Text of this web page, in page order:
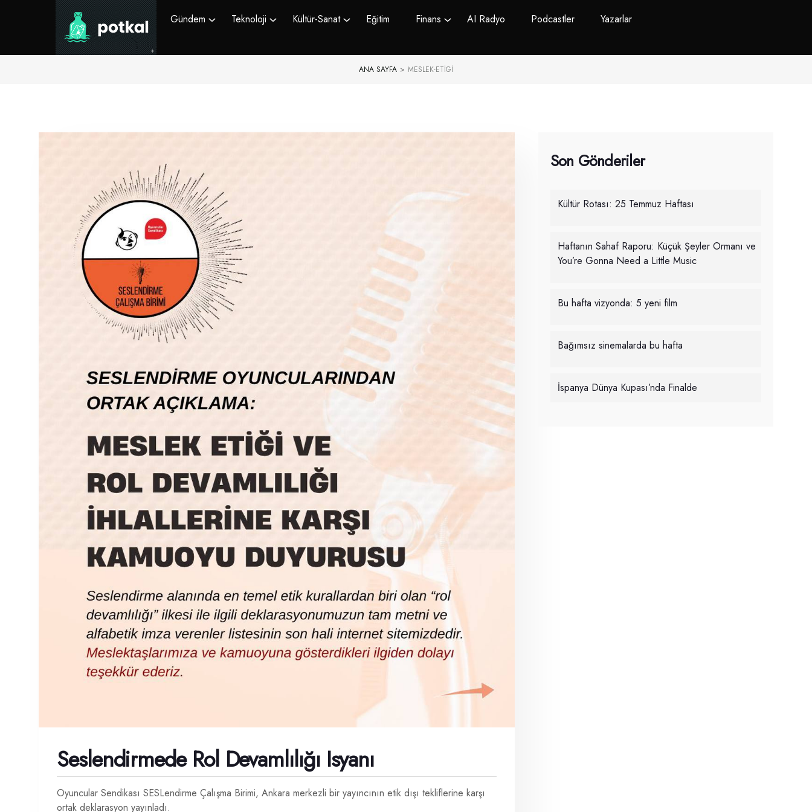
Gündem Teknoloji Kültür-Sanat Eğitim Finans AI Radyo Podcastler Yazarlar
ANA SAYFA > MESLEK-ETIGI
Seslendirmede Rol Devamlılığı Isyanı
Oyuncular Sendikası SESLendirme Çalışma Birimi, Ankara merkezli bir yayıncının etik dışı tekliflerine karşı
ortak deklarasyon yayınladı.
Son Gönderiler
Kültür Rotası: 25 Temmuz Haftası
Haftanın Sahaf Raporu: Küçük Şeyler Ormanı ve
You’re Gonna Need a Little Music
Bu hafta vizyonda: 5 yeni film
Bağımsız sinemalarda bu hafta
İspanya Dünya Kupası’nda Finalde